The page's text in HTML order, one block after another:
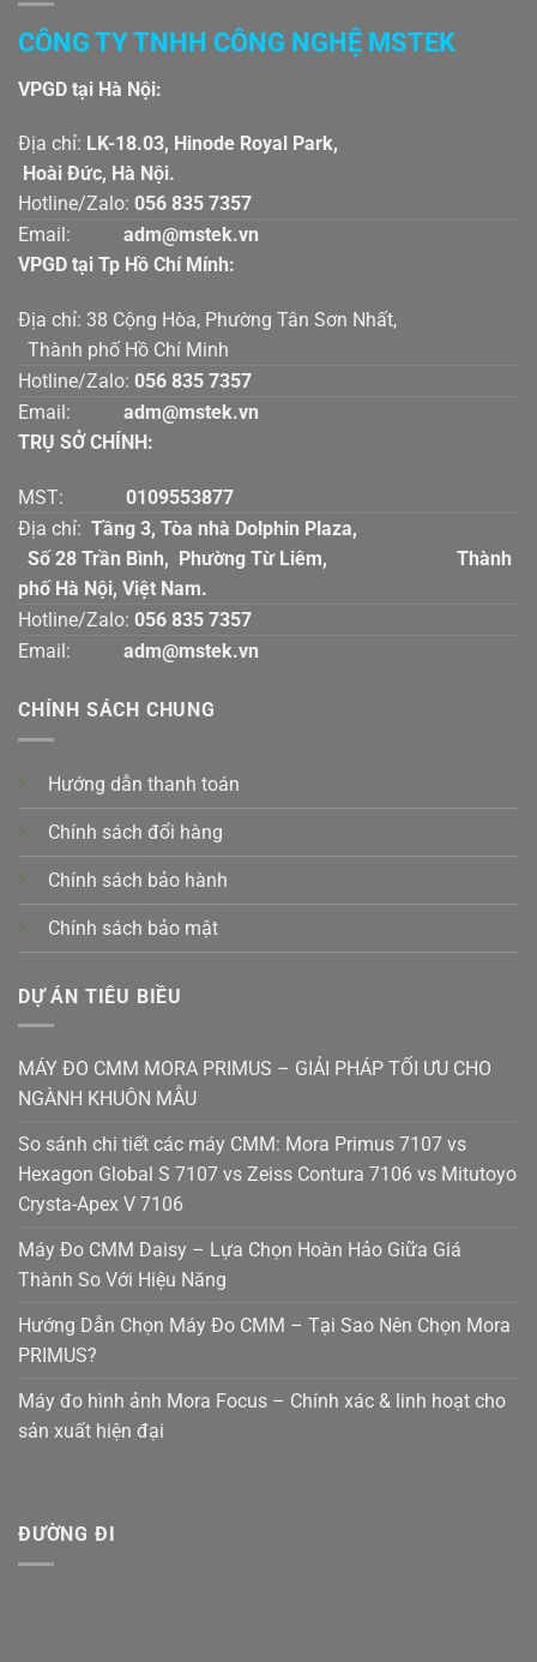
CÔNG TY TNHH CÔNG NGHỆ MSTEK
VPGD tại Hà Nội:
Địa chỉ: LK-18.03, Hinode Royal Park,
Hoài Đức, Hà Nội.
Hotline/Zalo: 056 835 7357
Email:
adm@mstek.vn
VPGD tại Tp Hồ Chí Mính:
Địa chỉ: 38 Cộng Hòa, Phường Tân Sơn Nhất,
Thành phố Hồ Chí Minh
Hotline/Zalo: 056 835 7357
Email:
adm@mstek.vn
TRỤ SỞ CHÍNH:
MST: 0109553877
Địa chỉ: Tầng 3, Tòa nhà Dolphin Plaza,
Số 28 Trần Bình, Phường Từ Liêm, Thành
phố Hà Nội, Việt Nam.
Hotline/Zalo: 056 835 7357
Email:
adm@mstek.vn
CHÍNH SÁCH CHUNG
Hướng dẫn thanh toán
Chính sách đổi hàng
Chính sách bảo hành
Chính sách bảo mật
DỰ ÁN TIÊU BIỀU
MÁY ĐO CMM MORA PRIMUS – GIẢI PHÁP TỐI ƯU CHO
NGÀNH KHUÔN MẪU
So sánh chi tiết các máy CMM: Mora Primus 7107 vs
Hexagon Global S 7107 vs Zeiss Contura 7106 vs Mitutoyo
Crysta-Apex V 7106
Máy Đo CMM Daisy – Lựa Chọn Hoàn Hảo Giữa Giá
Thành So Với Hiệu Năng
Hướng Dẫn Chọn Máy Đo CMM – Tại Sao Nên Chọn Mora
PRIMUS?
Máy đo hình ảnh Mora Focus – Chính xác & linh hoạt cho
sản xuất hiện đại
ĐƯỜNG ĐI